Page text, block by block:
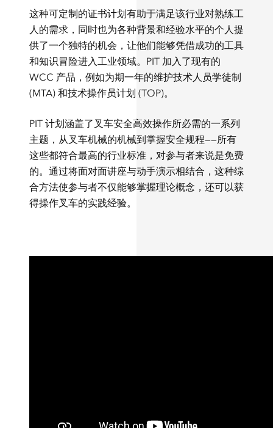
这种可定制的证书计划有助于满足该行业对熟练工
人的需求，同时也为各种背景和经验水平的个人提
供了一个独特的机会，让他们能够凭借成功的工具
和知识冒险进入工业领域。PIT 加入了现有的
WCC 产品，例如为期一年的维护技术人员学徒制
(MTA) 和技术操作员计划 (TOP)。
PIT 计划涵盖了叉车安全高效操作所必需的一系列
主题，从叉车机械的机械到掌握安全规程——所有
这些都符合最高的行业标准，对参与者来说是免费
的。通过将面对面讲座与动手演示相结合，这种综
合方法使参与者不仅能够掌握理论概念，还可以获
得操作叉车的实践经验。